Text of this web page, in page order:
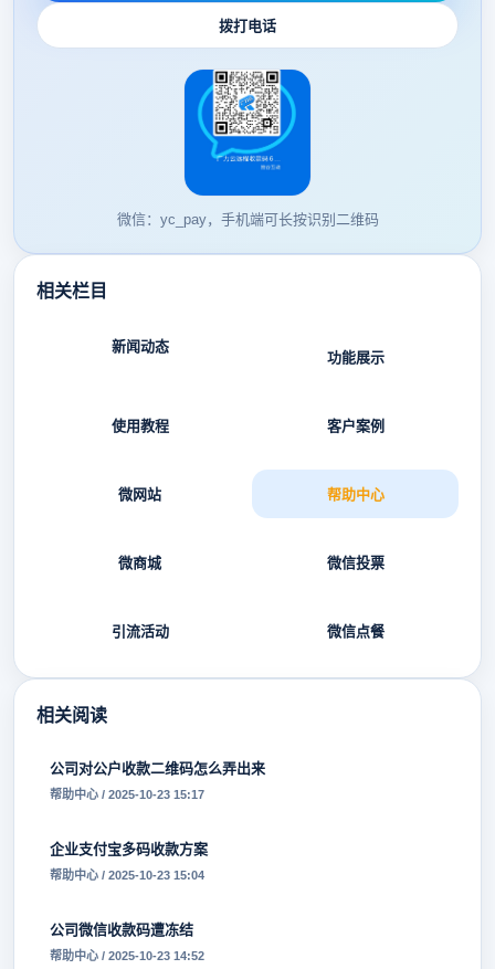
拨打电话
微信：yc_pay，手机端可长按识别二维码
相关栏目
新闻动态
功能展示
使用教程 客户案例
微网站 帮助中心
微商城 微信投票
引流活动 微信点餐
相关阅读
公司对公户收款二维码怎么弄出来
帮助中心 / 2025-10-23 15:17
企业支付宝多码收款方案
帮助中心 / 2025-10-23 15:04
公司微信收款码遭冻结
帮助中心 / 2025-10-23 14:52